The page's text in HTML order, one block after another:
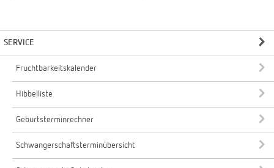
SERVICE
Fruchtbarkeitskalender
Hibbelliste
Geburtsterminrechner
Schwangerschaftsterminübersicht